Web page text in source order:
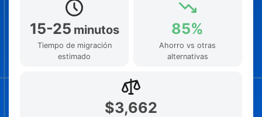
15-25 minutos
Tiempo de migración
estimado
85%
Ahorro vs otras
alternativas
$3,662